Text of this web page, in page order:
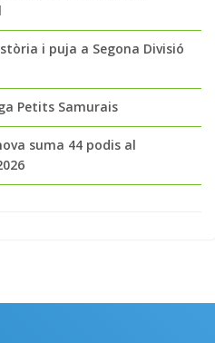
i puja a Segona Divisió
Petits Samurais
suma 44 podis al